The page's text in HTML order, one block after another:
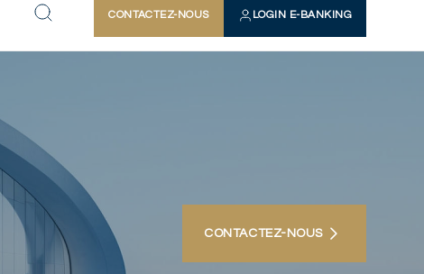
MIRABAUD ASSET MANAGEMENT
SUISSE FR
CONTACTEZ-NOUS LOGIN E-BANKING
CONTACTEZ-NOUS